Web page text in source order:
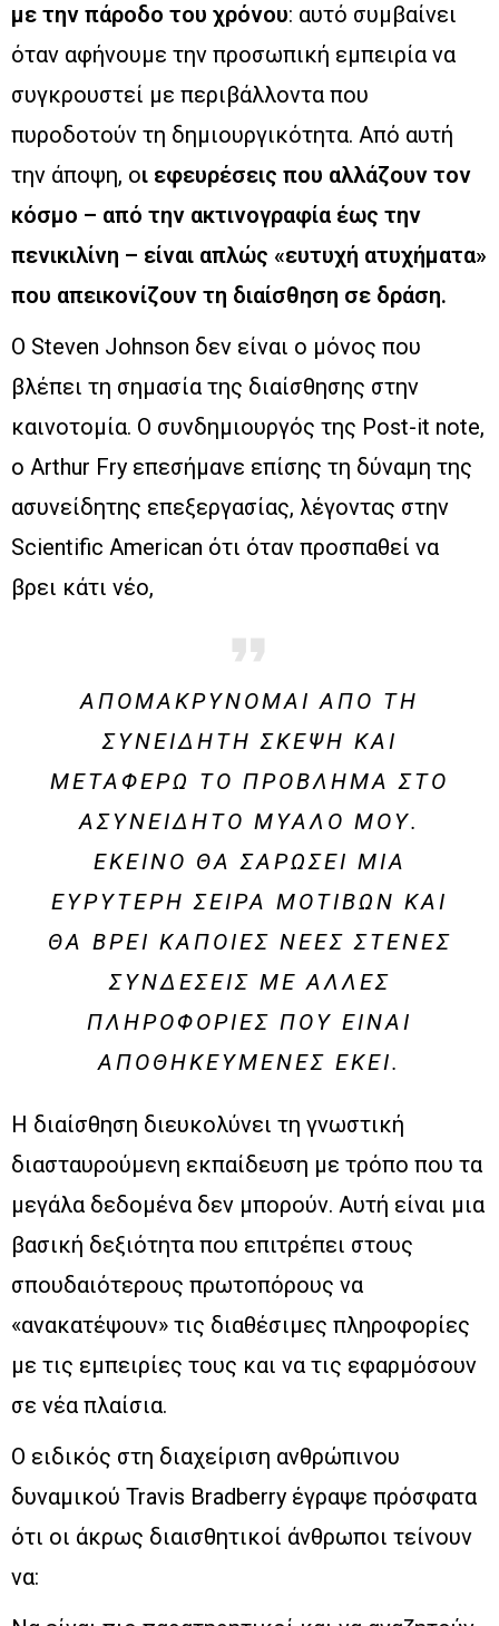
με την πάροδο του χρόνου: αυτό συμβαίνει
όταν αφήνουμε την προσωπική εμπειρία να
συγκρουστεί με περιβάλλοντα που
πυροδοτούν τη δημιουργικότητα. Από αυτή
την άποψη, οι εφευρέσεις που αλλάζουν τον
κόσμο – από την ακτινογραφία έως την
πενικιλίνη – είναι απλώς «ευτυχή ατυχήματα»
που απεικονίζουν τη διαίσθηση σε δράση.
Ο Steven Johnson δεν είναι ο μόνος που
βλέπει τη σημασία της διαίσθησης στην
καινοτομία. Ο συνδημιουργός της Post-it note,
ο Arthur Fry επεσήμανε επίσης τη δύναμη της
ασυνείδητης επεξεργασίας, λέγοντας στην
Scientific American ότι όταν προσπαθεί να
βρει κάτι νέο,
ΑΠΟΜΑΚΡΎΝΟΜΑΙ ΑΠΌ ΤΗ
ΣΥΝΕΙΔΗΤΉ ΣΚΈΨΗ ΚΑΙ
ΜΕΤΑΦΈΡΩ ΤΟ ΠΡΌΒΛΗΜΑ ΣΤΟ
ΑΣΥΝΕΊΔΗΤΟ ΜΥΑΛΌ ΜΟΥ.
ΕΚΕΊΝΟ ΘΑ ΣΑΡΏΣΕΙ ΜΙΑ
ΕΥΡΎΤΕΡΗ ΣΕΙΡΆ ΜΟΤΊΒΩΝ ΚΑΙ
ΘΑ ΒΡΕΙ ΚΆΠΟΙΕΣ ΝΈΕΣ ΣΤΕΝΈΣ
ΣΥΝΔΈΣΕΙΣ ΜΕ ΆΛΛΕΣ
ΠΛΗΡΟΦΟΡΊΕΣ ΠΟΥ ΕΊΝΑΙ
ΑΠΟΘΗΚΕΥΜΈΝΕΣ ΕΚΕΊ.
Η διαίσθηση διευκολύνει τη γνωστική
διασταυρούμενη εκπαίδευση με τρόπο που τα
μεγάλα δεδομένα δεν μπορούν. Αυτή είναι μια
βασική δεξιότητα που επιτρέπει στους
σπουδαιότερους πρωτοπόρους να
«ανακατέψουν» τις διαθέσιμες πληροφορίες
με τις εμπειρίες τους και να τις εφαρμόσουν
σε νέα πλαίσια.
Ο ειδικός στη διαχείριση ανθρώπινου
δυναμικού Travis Bradberry έγραψε πρόσφατα
ότι οι άκρως διαισθητικοί άνθρωποι τείνουν
να: